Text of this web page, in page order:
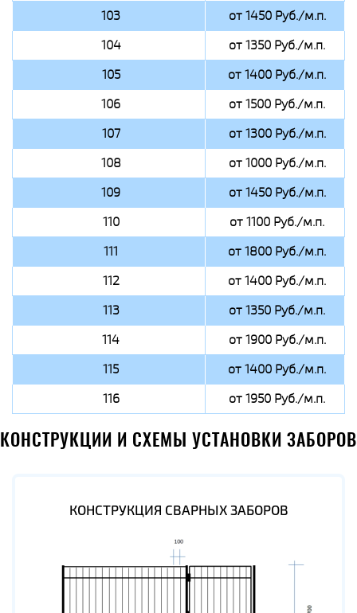
103
от 1450 Руб./м.п.
104
от 1350 Руб./м.п.
105
от 1400 Руб./м.п.
106
от 1500 Руб./м.п.
107
от 1300 Руб./м.п.
108
от 1000 Руб./м.п.
109
от 1450 Руб./м.п.
110
от 1100 Руб./м.п.
111
от 1800 Руб./м.п.
112
от 1400 Руб./м.п.
113
от 1350 Руб./м.п.
114
от 1900 Руб./м.п.
115
от 1400 Руб./м.п.
116
от 1950 Руб./м.п.
КОНСТРУКЦИИ И СХЕМЫ УСТАНОВКИ ЗАБОРОВ
КОНСТРУКЦИЯ СВАРНЫХ ЗАБОРОВ